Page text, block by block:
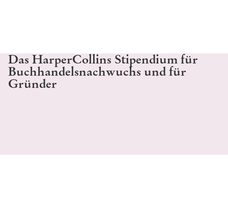
Das HarperCollins Stipendium für
Buchhandelsnachwuchs und für
Gründer